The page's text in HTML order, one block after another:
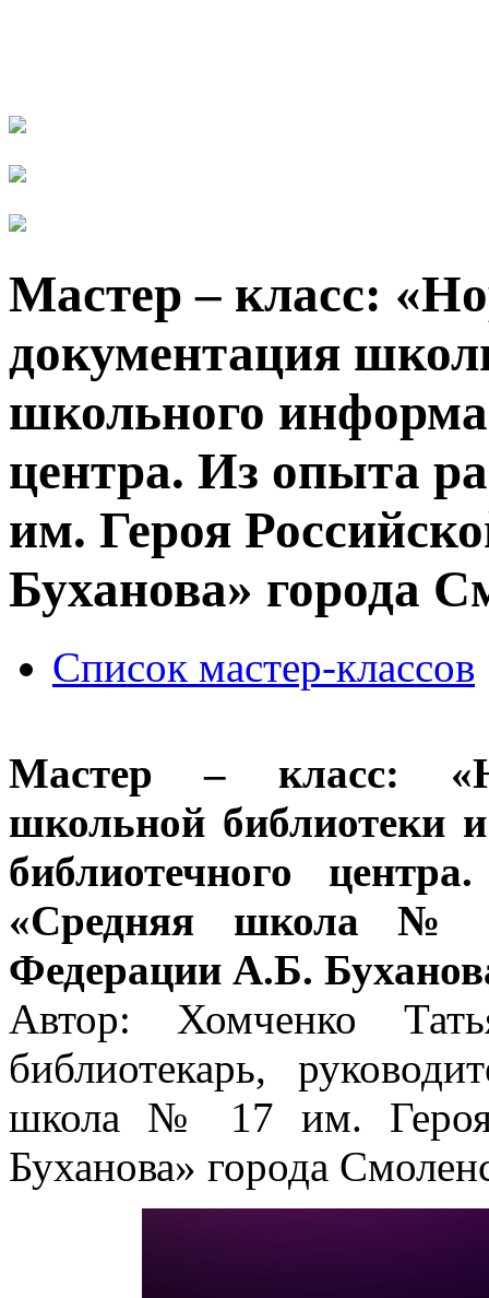
Мастер – класс:
документация
школьного
центра. Из опыта
им. Героя
Буханова» города
Список мастер-классов
Мастер – класс:
школьной библиотеки
библиотечного
«Средняя школа №
Федерации А.Б.
Автор: Хомченко
библиотекарь,
школа № 17 им. Героя
Буханова» города